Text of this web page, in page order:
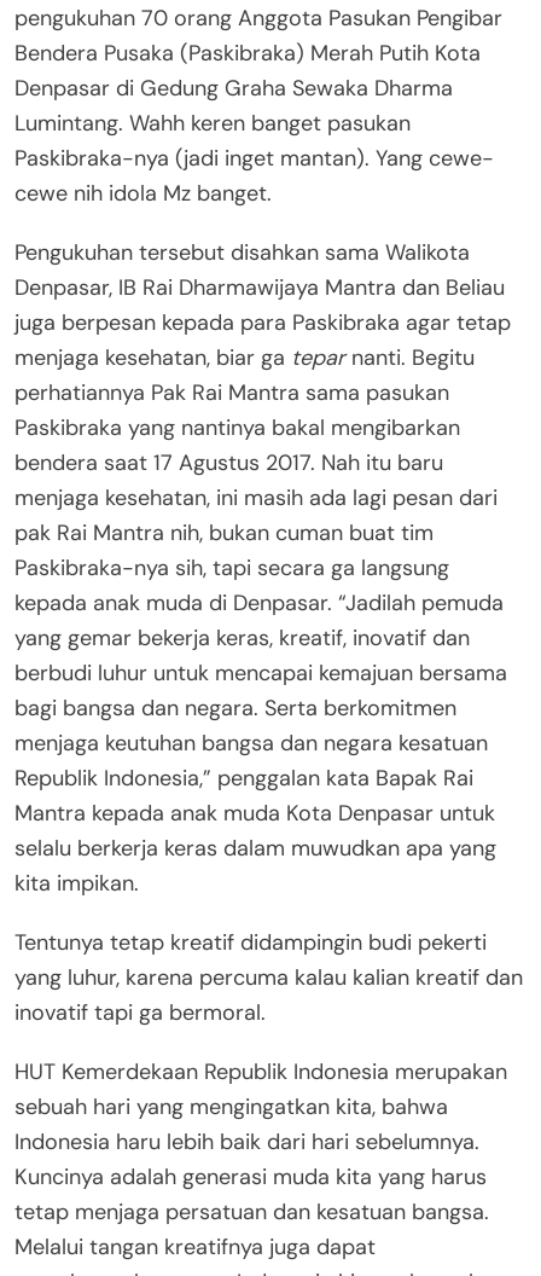
pengukuhan 70 orang Anggota Pasukan Pengibar
Bendera Pusaka (Paskibraka) Merah Putih Kota
Denpasar di Gedung Graha Sewaka Dharma
Lumintang. Wahh keren banget pasukan
Paskibraka-nya (jadi inget mantan). Yang cewe-
cewe nih idola Mz banget.
Pengukuhan tersebut disahkan sama Walikota
Denpasar, IB Rai Dharmawijaya Mantra dan Beliau
juga berpesan kepada para Paskibraka agar tetap
menjaga kesehatan, biar ga teparnanti. Begitu
perhatiannya Pak Rai Mantra sama pasukan
Paskibraka yang nantinya bakal mengibarkan
bendera saat 17 Agustus 2017. Nah itu baru
menjaga kesehatan, ini masih ada lagi pesan dari
pak Rai Mantra nih, bukan cuman buat tim
Paskibraka-nya sih, tapi secara ga langsung
kepada anak muda di Denpasar. “Jadilah pemuda
yang gemar bekerja keras, kreatif, inovatif dan
berbudi luhur untuk mencapai kemajuan bersama
bagi bangsa dan negara. Serta berkomitmen
menjaga keutuhan bangsa dan negara kesatuan
Republik Indonesia,” penggalan kata Bapak Rai
Mantra kepada anak muda Kota Denpasar untuk
selalu berkerja keras dalam muwudkan apa yang
kita impikan.
Tentunya tetap kreatif didampingin budi pekerti
yang luhur, karena percuma kalau kalian kreatif dan
inovatif tapi ga bermoral.
HUT Kemerdekaan Republik Indonesia merupakan
sebuah hari yang mengingatkan kita, bahwa
Indonesia haru lebih baik dari hari sebelumnya.
Kuncinya adalah generasi muda kita yang harus
tetap menjaga persatuan dan kesatuan bangsa.
Melalui tangan kreatifnya juga dapat